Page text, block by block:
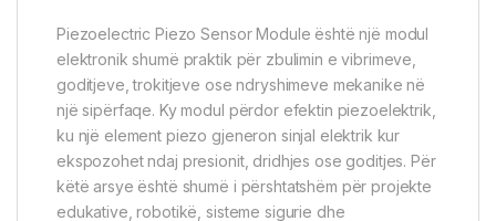
Piezoelectric Piezo Sensor Module është një modul
elektronik shumë praktik për zbulimin e vibrimeve,
goditjeve, trokitjeve ose ndryshimeve mekanike në
një sipërfaqe. Ky modul përdor efektin piezoelektrik,
ku një element piezo gjeneron sinjal elektrik kur
ekspozohet ndaj presionit, dridhjes ose goditjes. Për
këtë arsye është shumë i përshtatshëm për projekte
edukative, robotikë, sisteme sigurie dhe